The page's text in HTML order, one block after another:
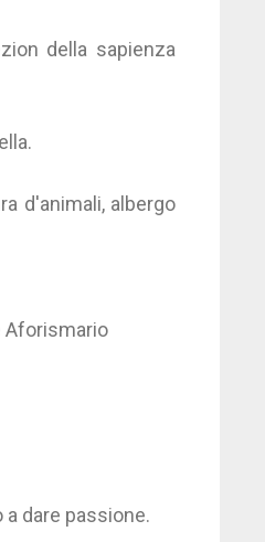
della sapienza
d'animali, albergo
Aforismario
dare passione.